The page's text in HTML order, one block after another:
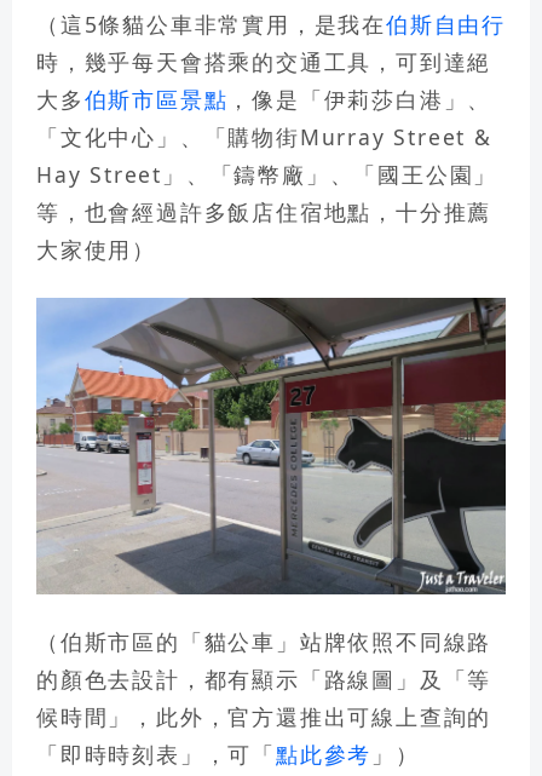
（這5條貓公車非常實用，是我在伯斯自由行
時，幾乎每天會搭乘的交通工具，可到達絕
大多伯斯市區景點 ，像是「伊莉莎白港」、
「文化中心」、「購物街Murray Street &
Hay Street」、「鑄幣廠」、「國王公園」
等，也會經過許多飯店住宿地點，十分推薦
大家使用）
（伯斯市區的「貓公車」站牌依照不同線路
的顏色去設計，都有顯示「路線圖」及「等
候時間」，此外，官方還推出可線上查詢的
「即時時刻表」，可「點此參考 」）